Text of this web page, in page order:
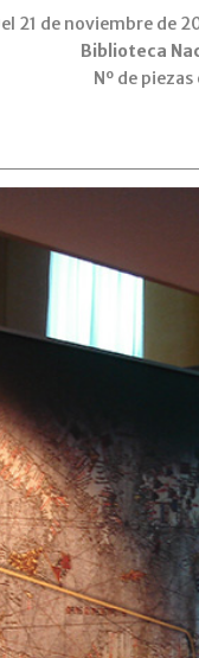
21 de noviembre de
Biblioteca
Nº de